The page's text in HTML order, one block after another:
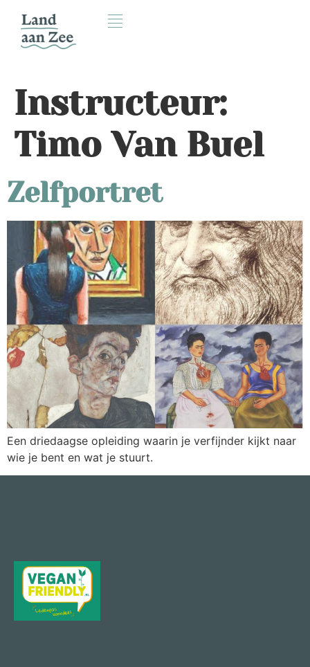
Instructeur:
Timo Van Buel
Zelfportret
Een driedaagse opleiding waarin je verfijnder kijkt naar
wie je bent en wat je stuurt.